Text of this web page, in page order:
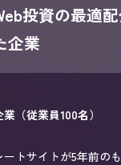
投資の最適
企業
（従業員100名）
トサイトが5年前の